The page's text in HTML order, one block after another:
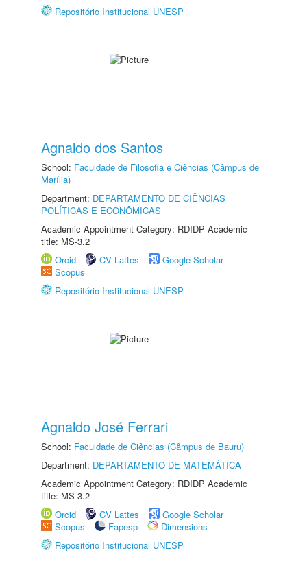
Repositório Institucional UNESP
Agnaldo dos Santos
School: Faculdade de Filosofia e Ciências (Câmpus de
Marília)
Department: DEPARTAMENTO DE CIÊNCIAS
POLÍTICAS E ECONÔMICAS
Academic Appointment Category: RDIDP Academic
title: MS-3.2
Orcid
CV Lattes
Google Scholar
Scopus
Repositório Institucional UNESP
Agnaldo José Ferrari
School: Faculdade de Ciências (Câmpus de Bauru)
Department: DEPARTAMENTO DE MATEMÁTICA
Academic Appointment Category: RDIDP Academic
title: MS-3.2
Orcid
CV Lattes
Google Scholar
Scopus
Fapesp
Dimensions
Repositório Institucional UNESP